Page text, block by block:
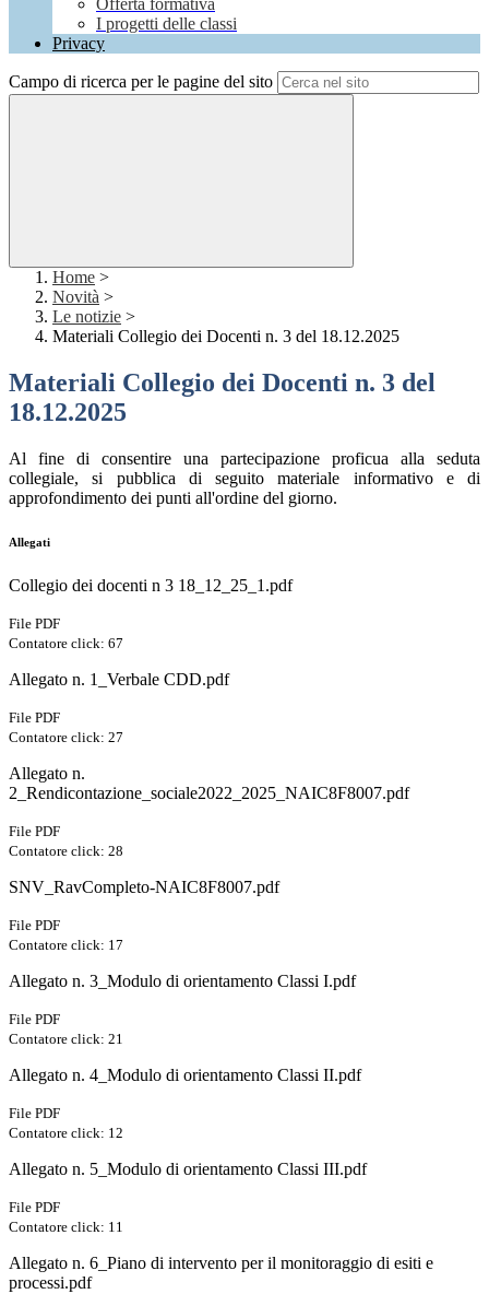
Offerta formativa
I progetti delle classi
Privacy
Campo di ricerca per le pagine del sito
Home >
Novità >
Le notizie >
Materiali Collegio dei Docenti n. 3 del 18.12.2025
Materiali Collegio dei Docenti n. 3 del
18.12.2025
Al fine di consentire una partecipazione proficua alla seduta
collegiale, si pubblica di seguito materiale informativo e di
approfondimento dei punti all'ordine del giorno.
Allegati
Collegio dei docenti n 3 18_12_25_1.pdf
File PDF
Contatore click: 67
Allegato n. 1_Verbale CDD.pdf
File PDF
Contatore click: 27
Allegato n.
2_Rendicontazione_sociale2022_2025_NAIC8F8007.pdf
File PDF
Contatore click: 28
SNV_RavCompleto-NAIC8F8007.pdf
File PDF
Contatore click: 17
Allegato n. 3_Modulo di orientamento Classi I.pdf
File PDF
Contatore click: 21
Allegato n. 4_Modulo di orientamento Classi II.pdf
File PDF
Contatore click: 12
Allegato n. 5_Modulo di orientamento Classi III.pdf
File PDF
Contatore click: 11
Allegato n. 6_Piano di intervento per il monitoraggio di esiti e
processi.pdf